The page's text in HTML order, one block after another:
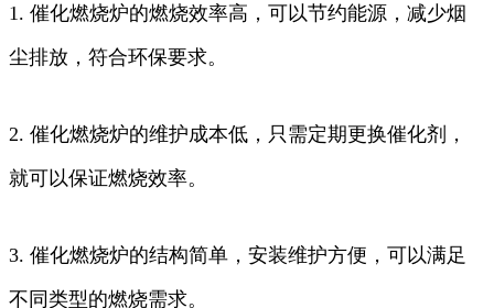
1. 催化燃烧炉的燃烧效率高，可以节约能源，减少烟
尘排放，符合环保要求。
2. 催化燃烧炉的维护成本低，只需定期更换催化剂，
就可以保证燃烧效率。
3. 催化燃烧炉的结构简单，安装维护方便，可以满足
不同类型的燃烧需求。